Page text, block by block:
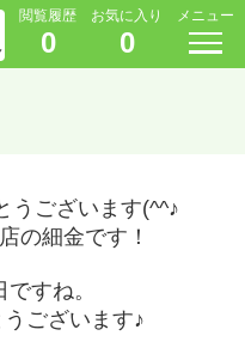
閲覧履歴
0
お気に入り
0
メニュー
うございます(^^♪
の細金です！
すね。
ございます♪